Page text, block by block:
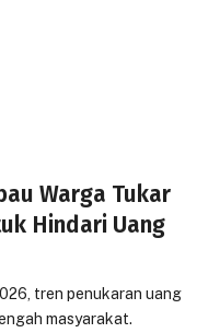
Warga Tukar
Hindari Uang
tren penukaran uang
masyarakat.